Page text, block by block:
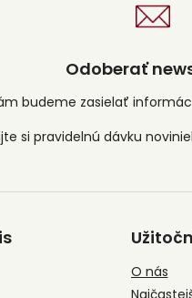
Odoberať
budeme zasielať
O nás